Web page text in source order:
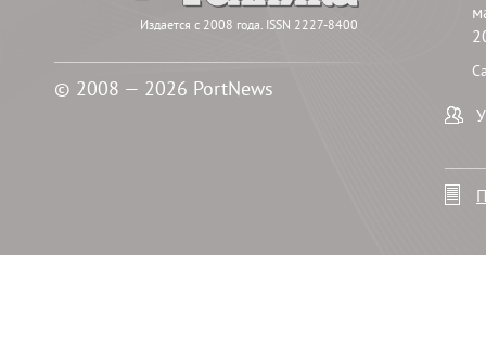
Издается с 2008 года. ISSN 2227-8400
© 2008 — 2026 PortNews